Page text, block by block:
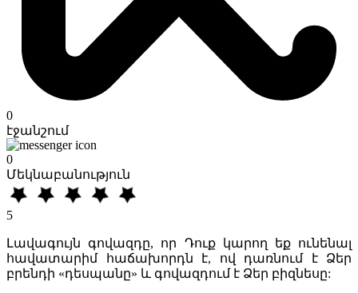
0
էջանշում
0
Մեկնաբանություն
5
Լավագույն գովազդը, որ Դուք կարող եք ունենալ
հավատարիմ հաճախորդն է, ով դառնում է Ձեր
բրենդի «դեսպանը» և գովազդում է Ձեր բիզնեսը: